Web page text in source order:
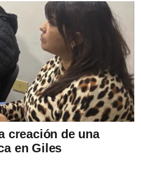
creación de una
en Giles